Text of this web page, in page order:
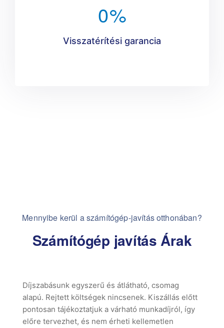
0%
Visszatérítési garancia
Mennyibe kerül a számítógép-javítás otthonában?
Számítógép javítás Árak
Díjszabásunk egyszerű és átlátható, csomag
alapú. Rejtett költségek nincsenek. Kiszállás előtt
pontosan tájékoztatjuk a várható munkadíjról, így
előre tervezhet, és nem érheti kellemetlen